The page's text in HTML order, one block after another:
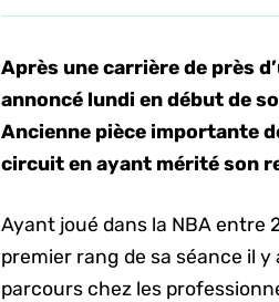
Après une carrière de près
annoncé lundi en début de
Ancienne pièce importante
circuit en ayant mérité son
Ayant joué dans la NBA entre
premier rang de sa séance il
parcours chez les